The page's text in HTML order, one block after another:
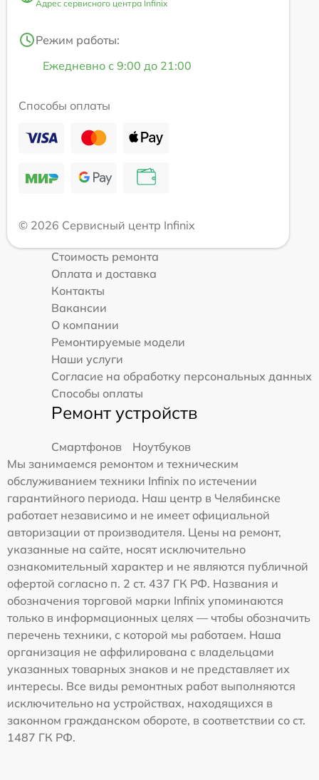
Адрес сервисного центра Infinix
Режим работы:
Ежедневно с 9:00 до 21:00
Способы оплаты
© 2026 Сервисный центр Infinix
Стоимость ремонта
Оплата и доставка
Контакты
Вакансии
О компании
Ремонтируемые модели
Наши услуги
Согласие на обработку персональных данных
Способы оплаты
Ремонт устройств
Смартфонов
Ноутбуков
Мы занимаемся ремонтом и техническим
обслуживанием техники Infinix по истечении
гарантийного периода. Наш центр в Челябинске
работает независимо и не имеет официальной
авторизации от производителя. Цены на ремонт,
указанные на сайте, носят исключительно
ознакомительный характер и не являются публичной
офертой согласно п. 2 ст. 437 ГК РФ. Названия и
обозначения торговой марки Infinix упоминаются
только в информационных целях — чтобы обозначить
перечень техники, с которой мы работаем. Наша
организация не аффилирована с владельцами
указанных товарных знаков и не представляет их
интересы. Все виды ремонтных работ выполняются
исключительно на устройствах, находящихся в
законном гражданском обороте, в соответствии со ст.
1487 ГК РФ.